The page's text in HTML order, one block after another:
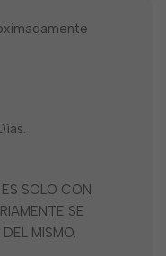
SOLO CON
SE
MISMO.